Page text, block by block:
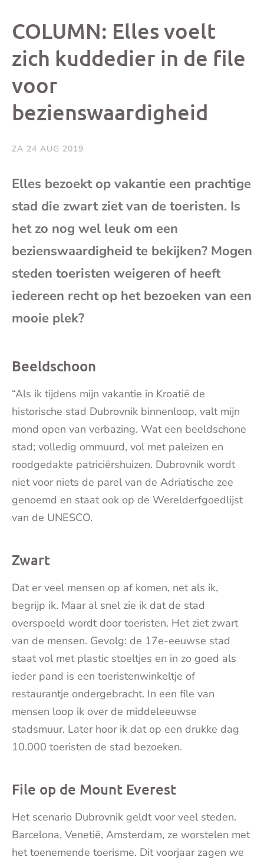
bericht
Facebook
bericht
X
bericht
COLUMN: Elles voelt
zich kuddedier in de file
voor
bezienswaardigheid
ZA 24 AUG 2019
Elles bezoekt op vakantie een prachtige
stad die zwart ziet van de toeristen. Is
het zo nog wel leuk om een
bezienswaardigheid te bekijken? Mogen
steden toeristen weigeren of heeft
iedereen recht op het bezoeken van een
mooie plek?
Beeldschoon
“Als ik tijdens mijn vakantie in Kroatië de
historische stad Dubrovnik binnenloop, valt mijn
mond open van verbazing. Wat een beeldschone
stad; volledig ommuurd, vol met paleizen en
roodgedakte patriciërshuizen. Dubrovnik wordt
niet voor niets de parel van de Adriatische zee
genoemd en staat ook op de Werelderfgoedlijst
van de UNESCO.
Zwart
Dat er veel mensen op af komen, net als ik,
begrijp ik. Maar al snel zie ik dat de stad
overspoeld wordt door toeristen. Het ziet zwart
van de mensen. Gevolg: de 17e-eeuwse stad
staat vol met plastic stoeltjes en in zo goed als
ieder pand is een toeristenwinkeltje of
restaurantje ondergebracht. In een file van
mensen loop ik over de middeleeuwse
stadsmuur. Later hoor ik dat op een drukke dag
10.000 toeristen de stad bezoeken.
File op de Mount Everest
Het scenario Dubrovnik geldt voor veel steden.
Barcelona, Venetië, Amsterdam, ze worstelen met
het toenemende toerisme. Dit voorjaar zagen we